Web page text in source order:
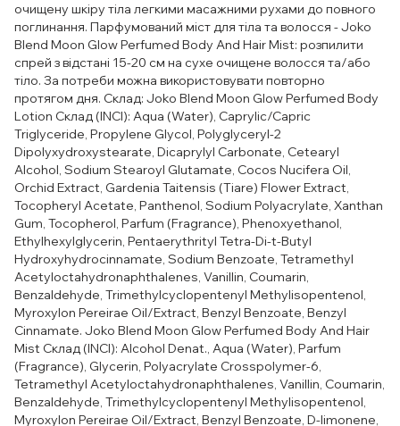
очищену шкіру тіла легкими масажними рухами до повного
поглинання. Парфумований міст для тіла та волосся - Joko
Blend Moon Glow Perfumed Body And Hair Mist: розпилити
спрей з відстані 15-20 см на сухе очищене волосся та/або
тіло. За потреби можна використовувати повторно
протягом дня. Склад: Joko Blend Moon Glow Perfumed Body
Lotion Склад (INCI): Aqua (Water), Caprylic/Capric
Triglyceride, Propylene Glycol, Polyglyceryl-2
Dipolyxydroxystearate, Dicaprylyl Carbonate, Cetearyl
Alcohol, Sodium Stearoyl Glutamate, Cocos Nucifera Oil,
Orchid Extract, Gardenia Taitensis (Tiare) Flower Extract,
Tocopheryl Acetate, Panthenol, Sodium Polyacrylate, Xanthan
Gum, Tocopherol, Parfum (Fragrance), Phenoxyethanol,
Ethylhexylglycerin, Pentaerythrityl Tetra-Di-t-Butyl
Hydroxyhydrocinnamate, Sodium Benzoate, Tetramethyl
Acetyloctahydronaphthalenes, Vanillin, Coumarin,
Benzaldehyde, Trimethylcyclopentenyl Methylisopentenol,
Myroxylon Pereirae Oil/Extract, Benzyl Benzoate, Benzyl
Cinnamate. Joko Blend Moon Glow Perfumed Body And Hair
Mist Склад (INCI): Alcohol Denat., Aqua (Water), Parfum
(Fragrance), Glycerin, Polyacrylate Crosspolymer-6,
Tetramethyl Acetyloctahydronaphthalenes, Vanillin, Coumarin,
Benzaldehyde, Trimethylcyclopentenyl Methylisopentenol,
Myroxylon Pereirae Oil/Extract, Benzyl Benzoate, D-limonene,